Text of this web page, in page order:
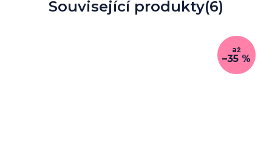
Související produkty(6)
až
–35 %